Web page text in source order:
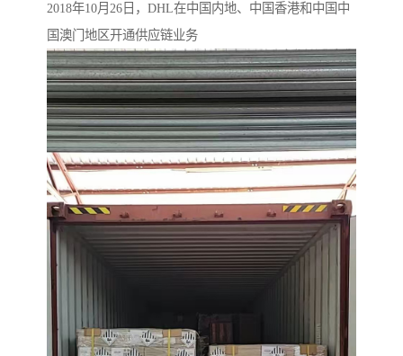
2018年10月26日，DHL在中国内地、中国香港和中国中
国澳门地区开通供应链业务